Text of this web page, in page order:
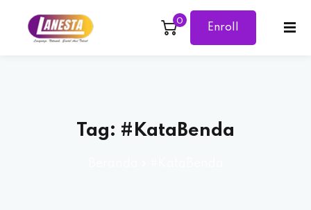
0
Enroll
Tag: #KataBenda
Sign up